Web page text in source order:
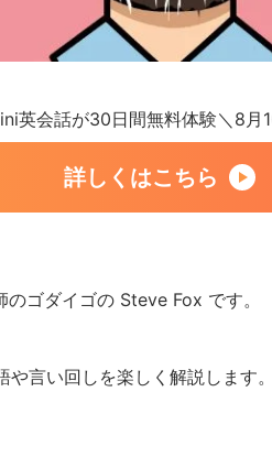
英会話が30日間無料体験＼8月
詳しくはこちら
ゴダイゴの Steve Fox です。
や言い回しを楽しく解説します。